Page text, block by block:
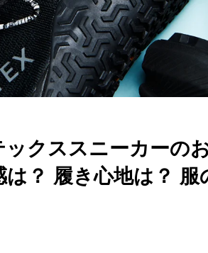
クススニーカーの
？ 履き心地は？